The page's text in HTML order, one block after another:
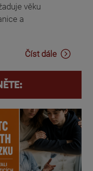
věku
a
Číst dále